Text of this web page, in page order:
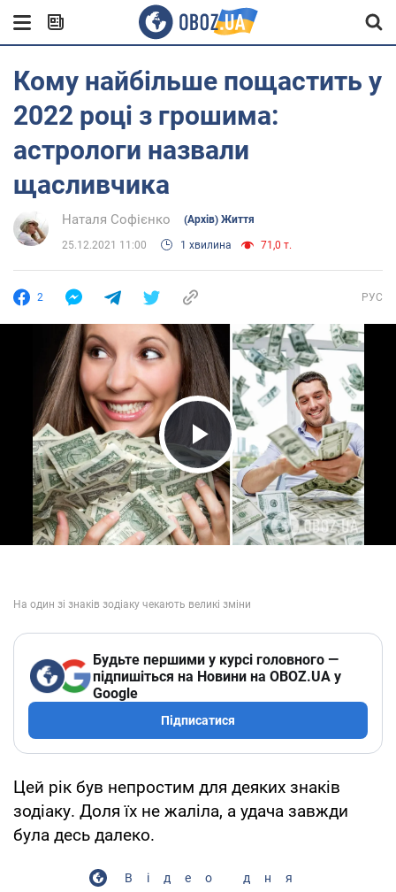
Кому найбільше пощастить у
2022 році з грошима:
астрологи назвали
щасливчика
Наталя Софієнко (Архів) Життя
25.12.2021 11:00 1 хвилина 71,0 т.
2 РУС
Play Video
Будьте першими у курсі головного —
підпишіться на Новини на OBOZ.UA у
Google
Підписатися
Цей рік був непростим для деяких знаків
зодіаку. Доля їх не жаліла, а удача завжди
була десь далеко.
Відео дня